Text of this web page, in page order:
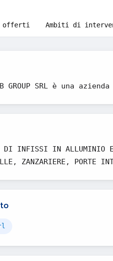
offerti Ambiti di
GROUP SRL è una
DI INFISSI IN ALLUMINIO
ZANZARIERE, PORTE